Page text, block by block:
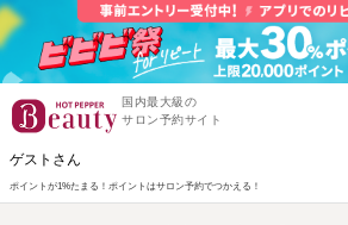
国内最大級の
サロン予約サイト
ゲストさん
ポイントが1%たまる！ ポイントはサロン予約でつかえる！